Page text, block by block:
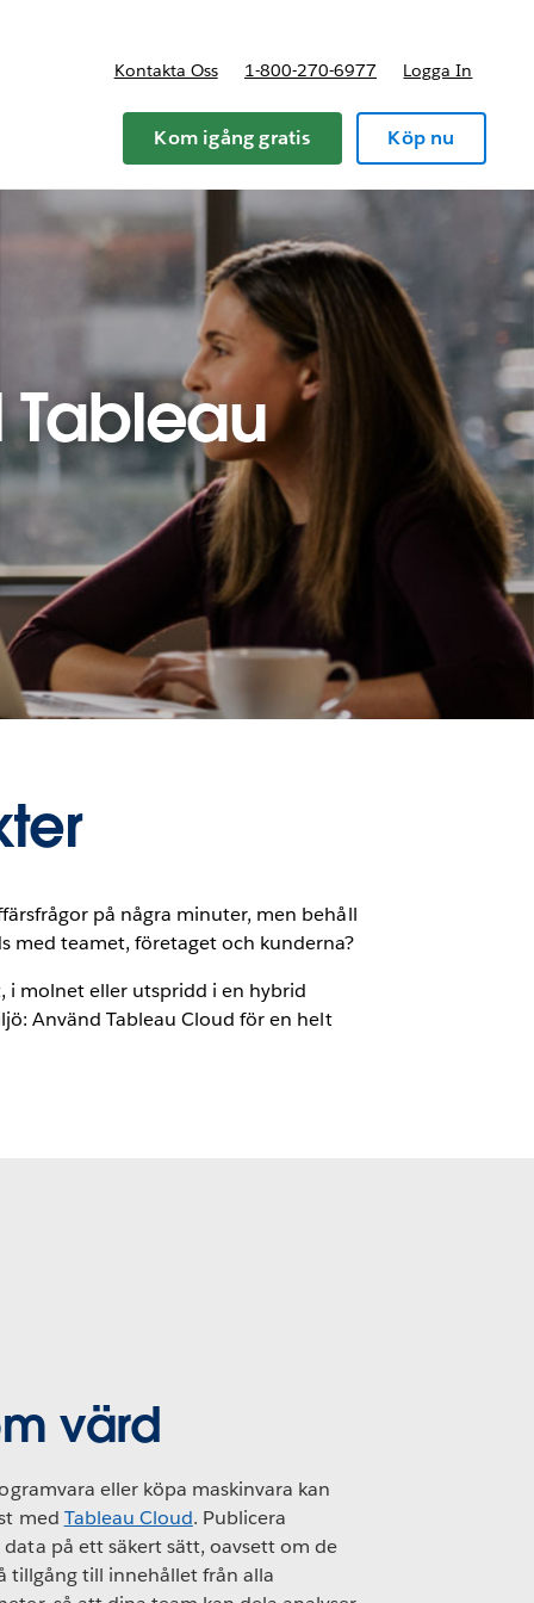
Kontakta Oss 1-800-270-6977 Logga In
Kom igång gratis Köp nu
på några minuter, men behåll
med teamet, företaget och kunderna?
i molnet eller utspridd i en hybrid
Använd Tableau Cloud för en helt
värd
eller köpa maskinvara kan
med Tableau Cloud. Publicera
på ett säkert sätt, oavsett om de
tillgång till innehållet från alla